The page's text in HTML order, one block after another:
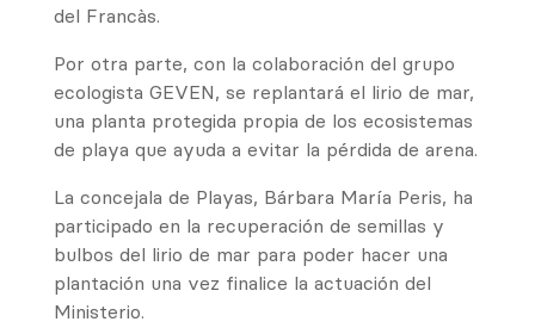
del Francàs.
Por otra parte, con la colaboración del grupo
ecologista GEVEN, se replantará el lirio de mar,
una planta protegida propia de los ecosistemas
de playa que ayuda a evitar la pérdida de arena.
La concejala de Playas, Bárbara María Peris, ha
participado en la recuperación de semillas y
bulbos del lirio de mar para poder hacer una
plantación una vez finalice la actuación del
Ministerio.